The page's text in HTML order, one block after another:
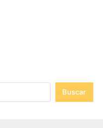
Buscar